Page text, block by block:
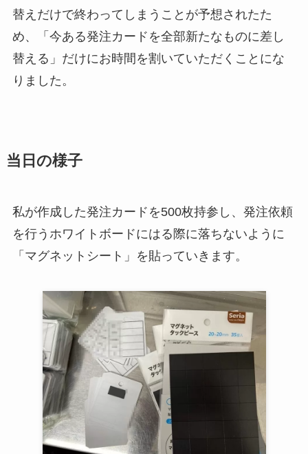
替えだけで終わってしまうことが予想されたた
め、「今ある発注カードを全部新たなものに差し
替える」だけにお時間を割いていただくことにな
りました。
当日の様子
私が作成した発注カードを500枚持参し、発注依頼
を行うホワイトボードにはる際に落ちないように
「マグネットシート」を貼っていきます。